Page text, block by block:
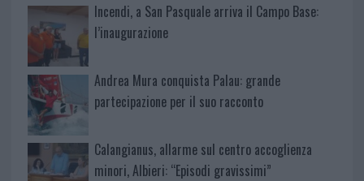
Incendi, a San Pasquale arriva il Campo Base:
l’inaugurazione
Andrea Mura conquista Palau: grande
partecipazione per il suo racconto
Calangianus, allarme sul centro accoglienza
minori, Albieri: “Episodi gravissimi”